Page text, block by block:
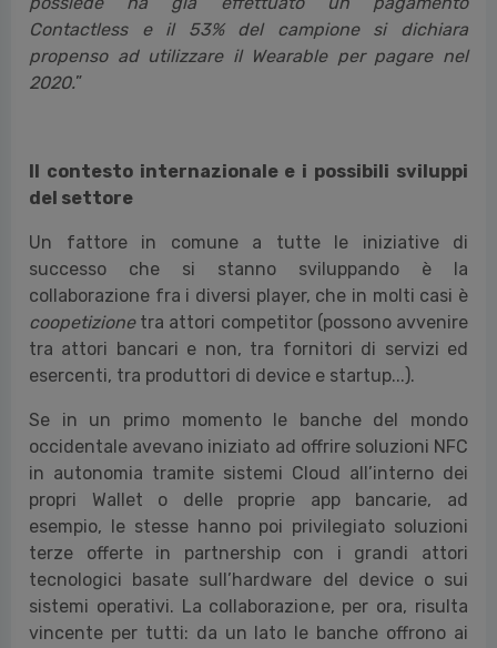
Contactless e il 53% del campione si dichiara
propenso ad utilizzare il Wearable per pagare nel
2020.”
Il contesto internazionale e i possibili sviluppi
del settore
Un fattore in comune a tutte le iniziative di
successo che si stanno sviluppando è la
collaborazione fra i diversi player, che in molti casi è
coopetizionetra attori competitor (possono avvenire
tra attori bancari e non, tra fornitori di servizi ed
esercenti, tra produttori di device e startup...).
Se in un primo momento le banche del mondo
occidentale avevano iniziato ad offrire soluzioni NFC
in autonomia tramite sistemi Cloud all’interno dei
propri Wallet o delle proprie app bancarie, ad
esempio, le stesse hanno poi privilegiato soluzioni
terze offerte in partnership con i grandi attori
tecnologici basate sull’hardware del device o sui
sistemi operativi. La collaborazione, per ora, risulta
vincente per tutti: da un lato le banche offrono ai